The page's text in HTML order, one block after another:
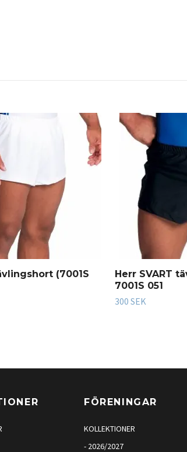
(7001S
Herr SVART
7001S 051
300 SEK
FÖRENINGAR
KOLLEKTIONER
- 2026/2027